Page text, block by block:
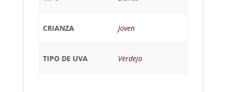
CRIANZA Joven
TIPO DE UVA Verdejo